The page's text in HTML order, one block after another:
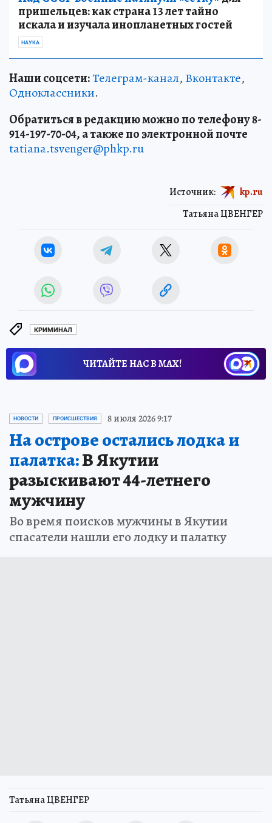
пришельцев: как страна 13 лет тайно
искала и изучала инопланетных гостей
НАУКА
Наши соцсети:Телеграм-канал, Вконтакте,
Одноклассники.
Обратиться в редакцию можно по телефону 8-
914-197-70-04, а также по электронной почте
tatiana.tsvenger@phkp.ru
Татьяна ЦВЕНГЕР
Источник: kp.ru
КРИМИНАЛ
ЧИТАЙТЕ НАС В МАХ!
НОВОСТИ ПРОИСШЕСТВИЯ 8 июля 2026 9:17
На острове остались лодка и
палатка:В Якутии
разыскивают 44-летнего
мужчину
Во время поисков мужчины в Якутии
спасатели нашли его лодку и палатку
Татьяна ЦВЕНГЕР